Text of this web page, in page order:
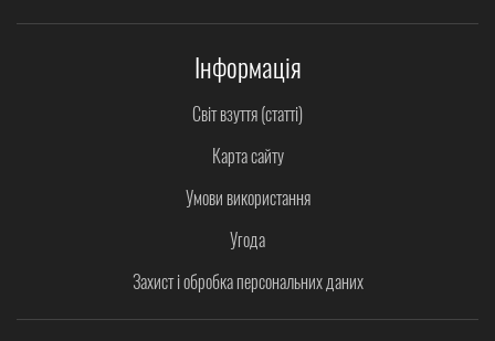
Інформація
Світ взуття (статті)
Карта сайту
Умови використання
Угода
Захист і обробка персональних даних